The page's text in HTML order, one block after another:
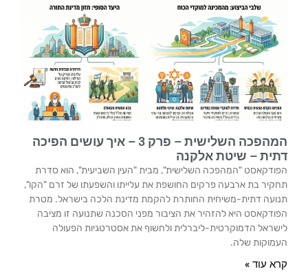
המהפכה השלישית – פרק 3 – איך עושים הפיכה
דתית – שיטת אלקנה
הפודקאסט "המהפכה השלישית", מבית "העין השביעית", הוא סדרת
תחקיר בת ארבעה פרקים החושפת את עלייתו והשפעתו של זרם "הקו",
תנועה דתית-משיחית החותרת להקמת מדינת הלכה בישראל. מטרת
הפודקאסט היא להזהיר את הציבור מפני הסכנה שתנועה זו מציבה
לישראל הדמוקרטית-ליברלית ולחשוף את אסטרטגיות הפעולה
העמוקות שלה.
קרא עוד »